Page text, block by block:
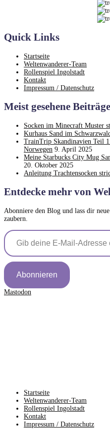
Quick Links
Startseite
Weltenwanderer-Team
Rollenspiel Ingolstadt
Kontakt
Impressum / Datenschutz
Meist gesehene Beiträge
Socken im Minecraft Muster
Kurhaus Sand im
TrainTrip Skandinavien Teil
Norwegen 9. April 2025
Meine Starbucks City Mug
20. Oktober 2025
Anleitung Trachtensocken
Entdecke mehr von
Abonniere den Blog und lass dir
zaubern.
Gib deine E-Mail-Adresse ein ...
Abonnieren
Mastodon
Startseite
Weltenwanderer-Team
Rollenspiel Ingolstadt
Kontakt
Impressum / Datenschutz